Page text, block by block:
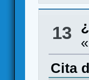
13
«
Cita